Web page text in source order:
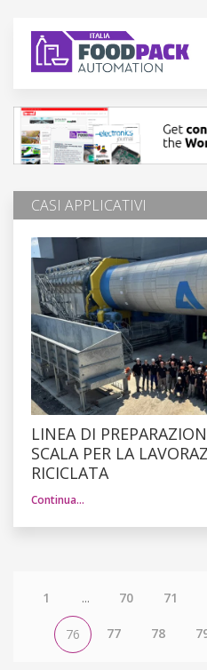
CASI APPLICATIVI
LINEA DI
SCALA PER LA
RICICLATA
Continua…
1 ... 70 71
76 77 78